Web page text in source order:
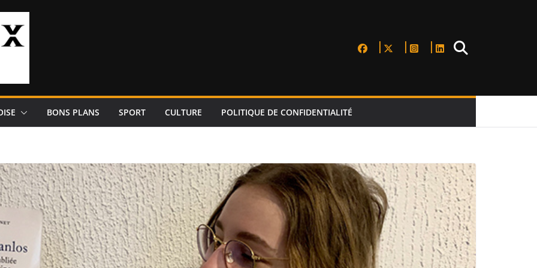
BONS PLANS SPORT CULTURE POLITIQUE DE CONFIDENTIALITÉ